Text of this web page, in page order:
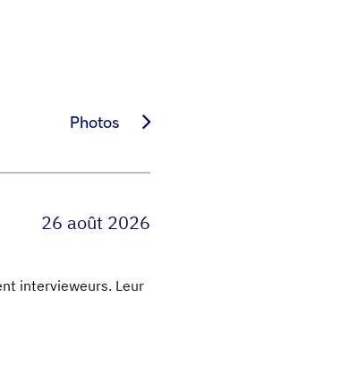
Photos
26 août 2026
intervieweurs. Leur